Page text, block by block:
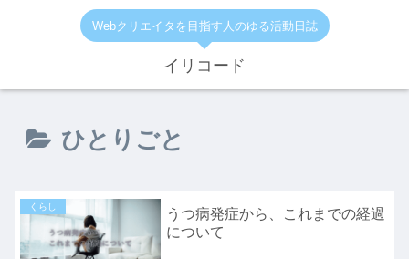
Webクリエイタを目指す人のゆる活動日誌
イリコード
ひとりごと
くらし
うつ病発症から、これまでの経過
について